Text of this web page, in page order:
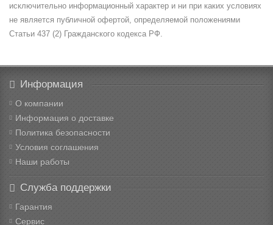
исключительно информационный характер и ни при каких условиях
не является публичной офертой, определяемой положениями
Статьи 437 (2) Гражданского кодекса РФ.
Информация
О компании
Информация о доставке
Политика безопасности
Условия соглашения
Наши работы
Служба поддержки
Гарантия
Сервис